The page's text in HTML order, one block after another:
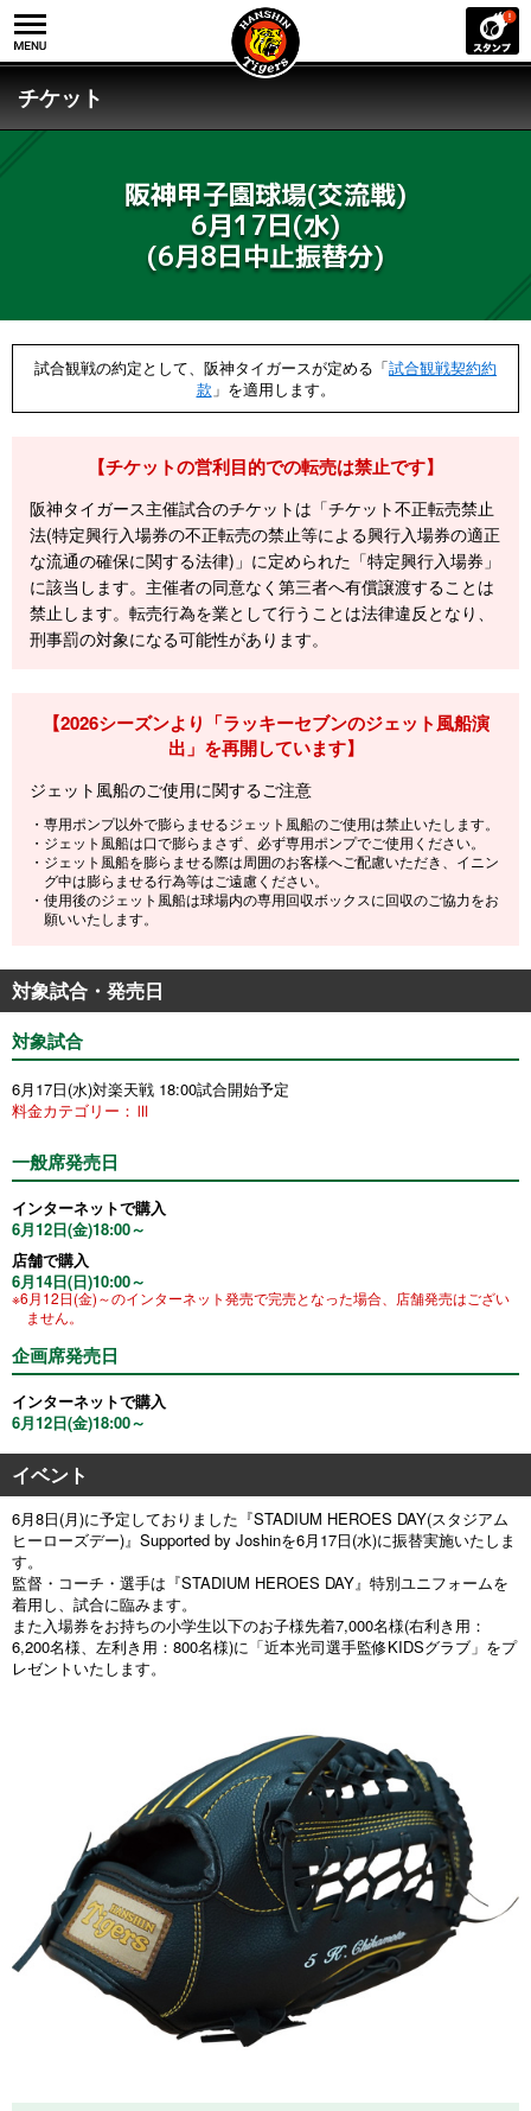
チケット
阪神甲子園球場(交流戦)
6月17日(水)
(6月8日中止振替分)
試合観戦の約定として、阪神タイガースが定める「試合観戦契約約
款 」を適用します。
【チケットの営利目的での転売は禁止です】
阪神タイガース主催試合のチケットは「チケット不正転売禁止
法(特定興行入場券の不正転売の禁止等による興行入場券の適正
な流通の確保に関する法律)」に定められた「特定興行入場券」
に該当します。主催者の同意なく第三者へ有償譲渡することは
禁止します。転売行為を業として行うことは法律違反となり、
刑事罰の対象になる可能性があります。
【2026シーズンより「ラッキーセブンのジェット風船演
出」を再開しています】
ジェット風船のご使用に関するご注意
・専用ポンプ以外で膨らませるジェット風船のご使用は禁止いたします。
・ジェット風船は口で膨らまさず、必ず専用ポンプでご使用ください。
・ジェット風船を膨らませる際は周囲のお客様へご配慮いただき、イニン
グ中は膨らませる行為等はご遠慮ください。
・使用後のジェット風船は球場内の専用回収ボックスに回収のご協力をお
願いいたします。
対象試合・発売日
対象試合
6月17日(水)対楽天戦 18:00試合開始予定
料金カテゴリー：Ⅲ
一般席発売日
インターネットで購入
6月12日(金)18:00～
店舗で購入
6月14日(日)10:00～
※6月12日(金)～のインターネット発売で完売となった場合、店舗発売はござい
ません。
企画席発売日
インターネットで購入
6月12日(金)18:00～
イベント
6月8日(月)に予定しておりました『STADIUM HEROES DAY(スタジアム
ヒーローズデー)』Supported by Joshinを6月17日(水)に振替実施いたしま
す。
監督・コーチ・選手は『STADIUM HEROES DAY』特別ユニフォームを
着用し、試合に臨みます。
また入場券をお持ちの小学生以下のお子様先着7,000名様(右利き用：
6,200名様、左利き用：800名様)に「近本光司選手監修KIDSグラブ」をプ
レゼントいたします。